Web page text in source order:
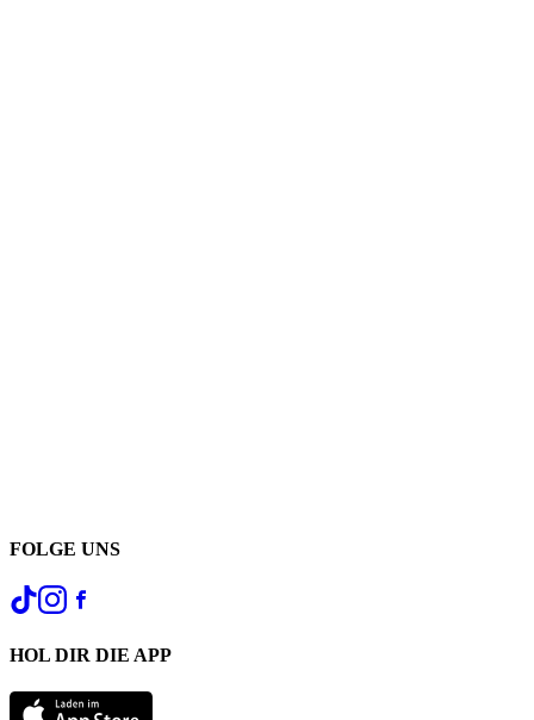
FOLGE UNS
HOL DIR DIE APP